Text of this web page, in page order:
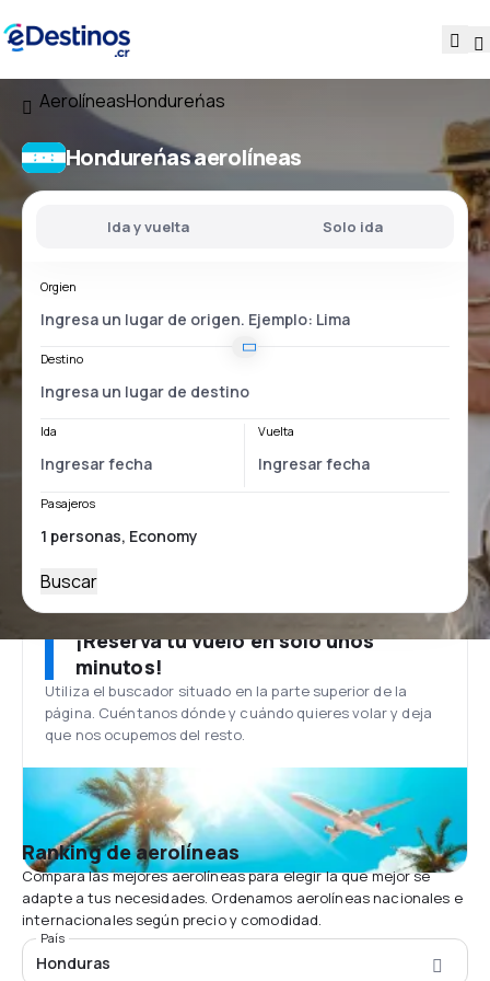
AerolíneasHondureńas
Hondureńas aerolíneas
Ida y vuelta Solo ida
Orgien
Destino
Ida Vuelta
Pasajeros
Buscar
¡Reserva tu vuelo en solo unos
minutos!
Utiliza el buscador situado en la parte superior de la
página. Cuéntanos dónde y cuándo quieres volar y deja
que nos ocupemos del resto.
Ranking de aerolíneas
Compara las mejores aerolíneas para elegir la que mejor se
adapte a tus necesidades. Ordenamos aerolíneas nacionales e
internacionales según precio y comodidad.
País
Honduras